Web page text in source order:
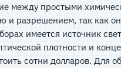
между простыми
разрешением, так как
имеется источник
плотности и
сотни долларов. Для